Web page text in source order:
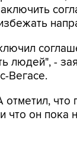
Вегасе.
что
что